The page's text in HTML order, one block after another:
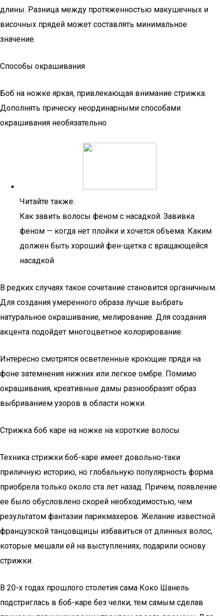
длины. Разница между протяженностью макушечных и
височных прядей может составлять минимальное
значение.
Способы окрашивания
Боб на ножке яркая, привлекающая внимание стрижка.
Дополнять прическу неординарными способами
окрашивания необязательно
Читайте также:
Как завить волосы феном с насадкой. Завивка
феном — когда нет плойки и хочется объема. Каким
должен быть хороший фен-щетка с вращающейся
насадкой
В редких случаях такое сочетание становится органичным.
Для создания умеренного образа лучше выбрать
натуральное окрашивание, мелирование. Для создания
акцента подойдет многоцветное колорирование.
Интересно смотрятся осветленные кроющие пряди на
фоне затемнения нижних или легкое омбре. Помимо
окрашивания, креативные дамы разнообразят образ
выбриванием узоров в области ножки.
Стрижка боб каре на ножке на короткие волосы
Техника стрижки боб-каре имеет довольно-таки
приличную историю, но глобальную популярность форма
приобрела только около ста лет назад. Причем, появление
ее было обусловлено скорей необходимостью, чем
результатом фантазии парикмахеров. Желание известной
французской танцовщицы избавиться от длинных волос,
которые мешали ей на выступлениях, подарили основу
стрижки.
В 20-х годах прошлого столетия сама Коко Шанель
подстриглась в боб-каре без челки, тем самым сделав